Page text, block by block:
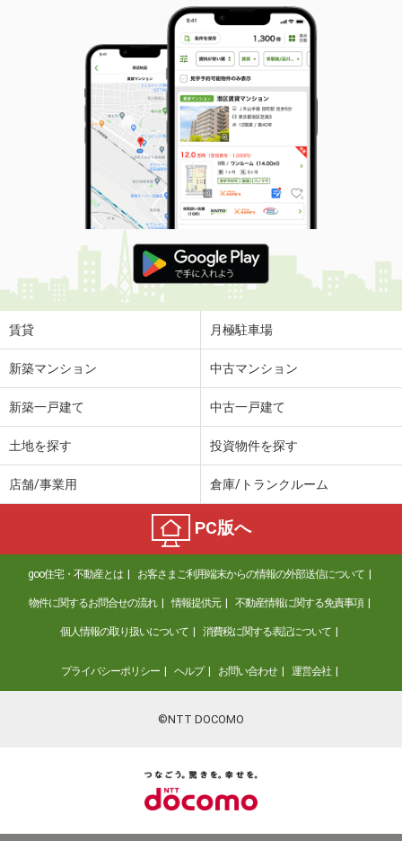
賃貸 月極駐車場
新築マンション 中古マンション
新築一戸建て 中古一戸建て
土地を探す 投資物件を探す
店舗/事業用 倉庫/トランクルーム
PC版へ
goo住宅・不動産とは お客さまご利用端末からの情報の外部送信について
物件に関するお問合せの流れ 情報提供元 不動産情報に関する免責事項
個人情報の取り扱いについて 消費税に関する表記について
プライバシーポリシー ヘルプ お問い合わせ 運営会社
©NTT DOCOMO